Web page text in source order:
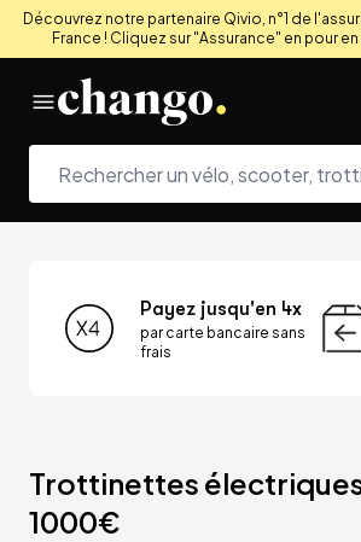
Découvrez notre partenaire Qivio, n°1 de
France ! Cliquez sur "Assurance" en pour en
Payez jusqu'en 4x
par carte bancaire sans
frais
Trottinettes
1000€